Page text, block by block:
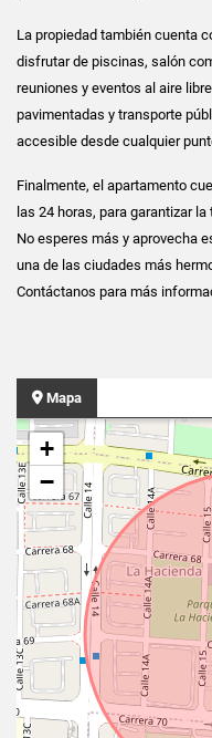
La propiedad también cuenta
disfrutar de piscinas, salón
reuniones y eventos al aire
pavimentadas y transporte
accesible desde cualquier
Finalmente, el apartamento
las 24 horas, para garantizar
No esperes más y aprovecha
una de las ciudades más
Contáctanos para más
Mapa
+
−